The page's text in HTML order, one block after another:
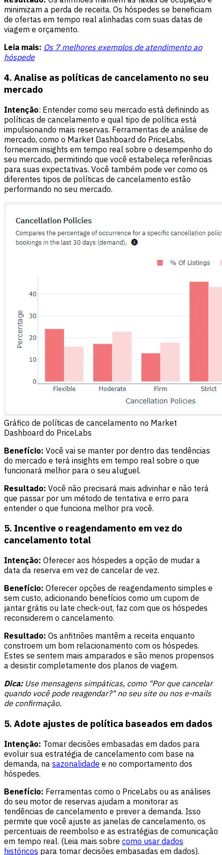
minimizam a perda de receita. Os hóspedes se beneficiam
de ofertas em tempo real alinhadas com suas datas de
viagem e orçamento.
Leia mais: Os 7 melhores exemplos de atendimento ao
hóspede
4. Analise as políticas de cancelamento no seu
mercado
Intenção: Entender como seu mercado está definindo as
políticas de cancelamento e qual tipo de política está
impulsionando mais reservas. Ferramentas de análise de
mercado, como o Market Dashboard do PriceLabs,
fornecem insights em tempo real sobre o desempenho do
seu mercado, permitindo que você estabeleça referências
para suas expectativas. Você também pode ver como os
diferentes tipos de políticas de cancelamento estão
performando no seu mercado.
Gráfico de políticas de cancelamento no Market
Dashboard do PriceLabs
Benefício: Você vai se manter por dentro das tendências
do mercado e terá insights em tempo real sobre o que
funcionará melhor para o seu aluguel.
Resultado: Você não precisará mais adivinhar e não terá
que passar por um método de tentativa e erro para
entender o que funciona melhor pra você.
5. Incentive o reagendamento em vez do
cancelamento total
Intenção: Oferecer aos hóspedes a opção de mudar a
data da reserva em vez de cancelar de vez.
Benefício: Oferecer opções de reagendamento simples e
sem custo, adicionando benefícios como um cupom de
jantar grátis ou late check-out, faz com que os hóspedes
reconsiderem o cancelamento.
Resultado: Os anfitriões mantêm a receita enquanto
constroem um bom relacionamento com os hóspedes.
Estes se sentem mais amparados e são menos propensos
a desistir completamente dos planos de viagem.
Dica: Use mensagens simpáticas, como "Por que cancelar
quando você pode reagendar?" no seu site ou nos e-mails
de confirmação.
5. Adote ajustes de política baseados em dados
Intenção: Tomar decisões embasadas em dados para
evoluir sua estratégia de cancelamento com base na
demanda, na sazonalidade e no comportamento dos
hóspedes.
Benefício: Ferramentas como o PriceLabs ou as análises
do seu motor de reservas ajudam a monitorar as
tendências de cancelamento e prever a demanda. Isso
permite que você ajuste as janelas de cancelamento, os
percentuais de reembolso e as estratégias de comunicação
em tempo real. (Leia mais sobre como usar dados
históricos para tomar decisões embasadas em dados).